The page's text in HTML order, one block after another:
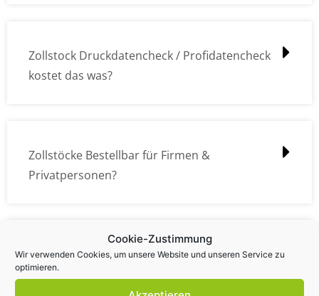
Cookie-Zustimmung
Wir verwenden Cookies, um unsere Website und unseren Service zu
optimieren.
Zollstock Druckdatencheck / Profidatencheck
kostet das was?
Zollstöcke Bestellbar für Firmen &
Privatpersonen?
Wie kann ich die Daten (z.B. Logos und Texte)
übermitteln?